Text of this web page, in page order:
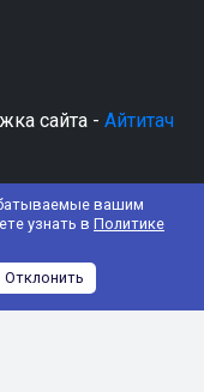
вашим
узнать в Политике
Отклонить
сайта - Айтитач